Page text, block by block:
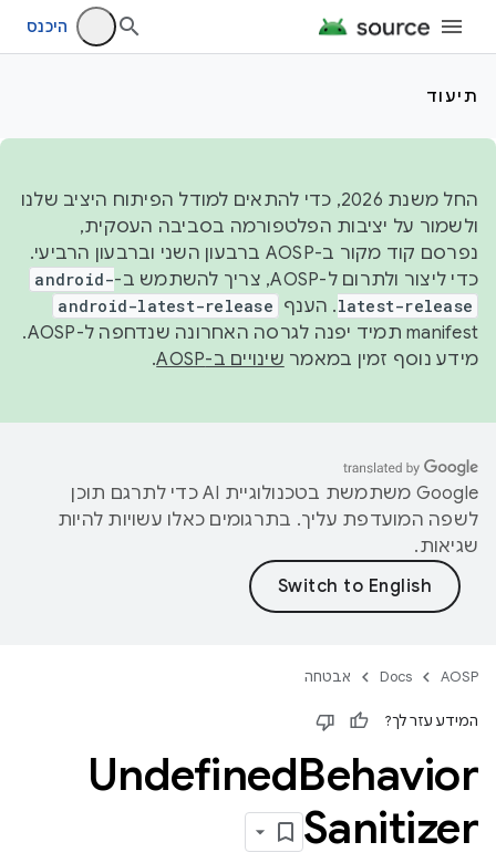
היכנס
תיעוד
החל משנת 2026, כדי להתאים למודל הפיתוח היציב שלנו
ולשמור על יציבות הפלטפורמה בסביבה העסקית,
נפרסם קוד מקור ב-AOSP ברבעון השני וברבעון הרביעי.
כדי ליצור ולתרום ל-AOSP, צריך להשתמש ב-
android-
latest-release. הענף android-latest-release
manifest תמיד יפנה לגרסה האחרונה שנדחפה ל-AOSP.
מידע נוסף זמין במאמר שינויים ב-AOSP .
‫Google משתמשת בטכנולוגיית AI כדי לתרגם תוכן
לשפה המועדפת עליך. בתרגומים כאלו עשויות להיות
שגיאות.
AOSP
Docs אבטחה
המידע עזר לך?
UndefinedBehavior
Sanitizer